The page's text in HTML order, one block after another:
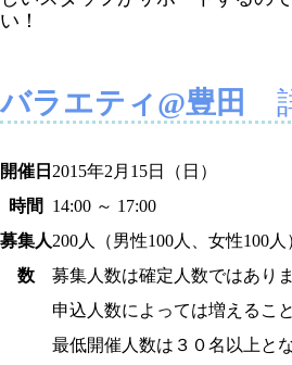
い！
バラエティ@豊田
開催日 2015年2 月15日
（日）
時間
14:00 ～ 17:00
募集人
数
200人（男性100人、女性100人
募集人数は確定人数ではありま
申込人数によっては増えるこ
最低開催人数は３０名以上と